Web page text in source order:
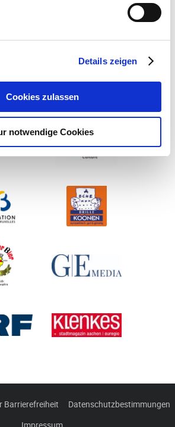
Details zeigen
Cookies zulassen
notwendige Cookies
Barrierefreiheit
Datenschutzbestimmungen